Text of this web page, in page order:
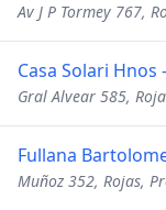
Av J P Tormey 767,
Casa Solari Hnos
Gral Alvear 585,
Fullana
Muñoz 352, Rojas,